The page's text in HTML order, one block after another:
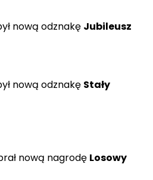
nową odznakę Jubileusz
nową odznakę Stały
nową nagrodę Losowy